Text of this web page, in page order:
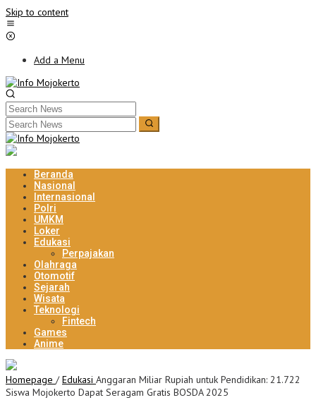
Skip to content
Add a Menu
Beranda
Nasional
Internasional
Polri
UMKM
Loker
Edukasi
Perpajakan
Olahraga
Otomotif
Sejarah
Wisata
Teknologi
Fintech
Games
Anime
Homepage / Edukasi Anggaran Miliar Rupiah untuk Pendidikan: 21.722
Siswa Mojokerto Dapat Seragam Gratis BOSDA 2025